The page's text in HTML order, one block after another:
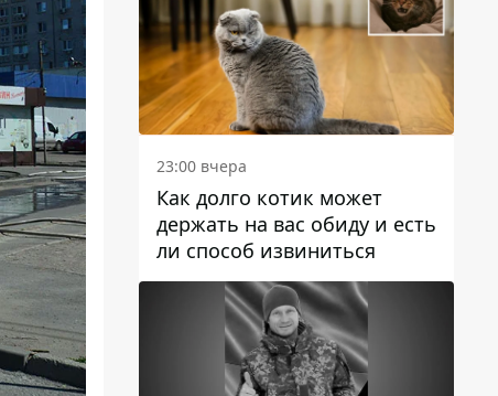
23:00 вчера
Как долго котик может
держать на вас обиду и есть
ли способ извиниться